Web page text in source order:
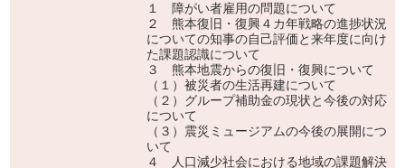
１ 障がい者雇用の問題について
２ 熊本復旧・復興４カ年戦略の進捗状況
についての知事の自己評価と来年度に向け
た課題認識について
３ 熊本地震からの復旧・復興について
（１）被災者の生活再建について
（２）グループ補助金の現状と今後の対応
について
（３）震災ミュージアムの今後の展開につ
いて
４ 人口減少社会における地域の課題解決